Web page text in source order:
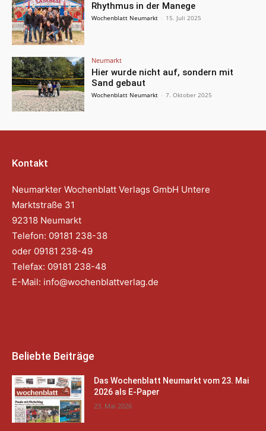
Rhythmus in der Manege
Wochenblatt Neumarkt - 15. Juli 2025
Neumarkt
Hier wurde nicht auf, sondern mit
Sand gebaut
Wochenblatt Neumarkt - 7. Oktober 2025
Kontakt
Neumarkter Wochenblatt Verlags GmbH Untere
Marktstraße 31
92318 Neumarkt
Telefon: 09181 238-38
oder 09181 238-49
Telefax: 09181 238-48
E-Mail: info@wochenblattverlag.de
Beliebte Beiträge
Das Wochenblatt Neumarkt vom 23. Mai
2026 als E-Paper
23. Mai 2026